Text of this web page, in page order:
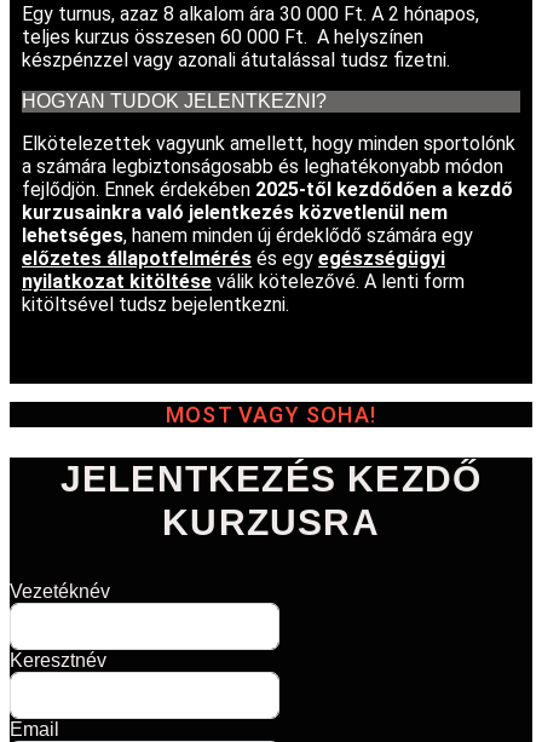
Egy turnus, azaz 8 alkalom ára 30 000 Ft. A 2 hónapos,
teljes kurzus összesen 60 000 Ft. A helyszínen
készpénzzel vagy azonali átutalással tudsz fizetni.
HOGYAN TUDOK JELENTKEZNI?
Elkötelezettek vagyunk amellett, hogy minden sportolónk
a számára legbiztonságosabb és leghatékonyabb módon
fejlődjön. Ennek érdekében 2025-től kezdődően a kezdő
kurzusainkra való jelentkezés közvetlenül nem
lehetséges, hanem minden új érdeklődő számára egy
előzetes állapotfelmérés és egy egészségügyi
nyilatkozat kitöltése válik kötelezővé. A lenti form
kitöltsével tudsz bejelentkezni.
MOST VAGY SOHA!
JELENTKEZÉS KEZDŐ
KURZUSRA
Vezetéknév
Keresztnév
Email